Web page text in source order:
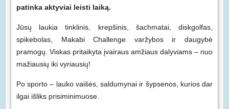
patinka aktyviai leisti laiką.
Jūsų laukia tinklinis, krepšinis, šachmatai, diskgolfas,
spikebolas, Makabi Challenge varžybos ir daugybė
pramogų. Viskas pritaikyta įvairaus amžiaus dalyviams – nuo
mažiausių iki vyriausių!
Po sporto – lauko vaišės, saldumynai ir šypsenos, kurios dar
ilgai išliks prisiminimuose.